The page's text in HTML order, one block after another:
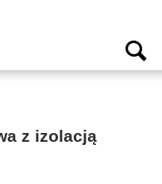
z izolacją